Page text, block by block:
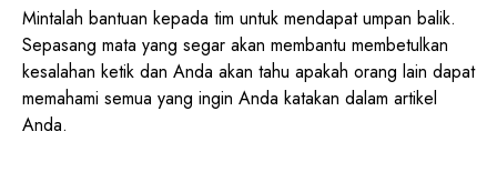
Mintalah bantuan kepada tim untuk mendapat umpan balik.
Sepasang mata yang segar akan membantu membetulkan
kesalahan ketik dan Anda akan tahu apakah orang lain dapat
memahami semua yang ingin Anda katakan dalam artikel
Anda.